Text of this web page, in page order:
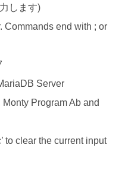
します)
Commands end with ; or
Server
Program Ab and
to clear the current input